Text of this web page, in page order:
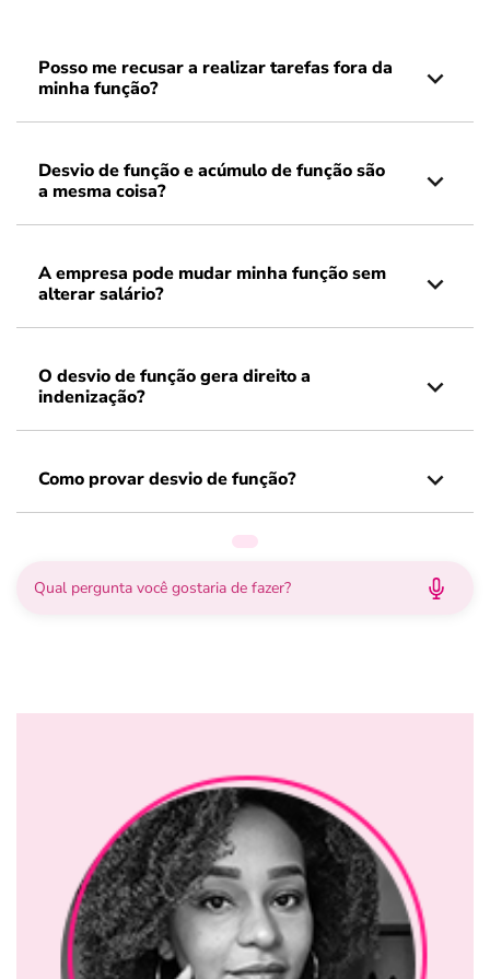
Posso me recusar a realizar tarefas fora da
minha função?
Desvio de função e acúmulo de função são
a mesma coisa?
A empresa pode mudar minha função sem
alterar salário?
O desvio de função gera direito a
indenização?
Como provar desvio de função?